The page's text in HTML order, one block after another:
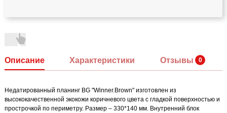
Описание Характеристики Отзывы
Недатированный планинг BG "Winner.Brown" изготовлен из
высококачественной экокожи коричневого цвета с гладкой поверхностью и
прострочкой по периметру. Размер – 330*140 мм. Внутренний блок